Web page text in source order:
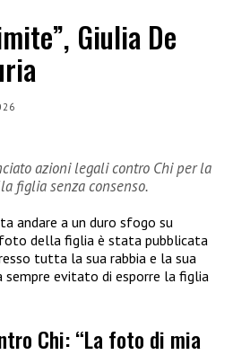
Giulia De
azioni legali contro Chi per la
figlia senza consenso.
andare a un duro sfogo su
della figlia è stata pubblicata
tutta la sua rabbia e la sua
sempre evitato di esporre la figlia
Chi: “La foto di mia